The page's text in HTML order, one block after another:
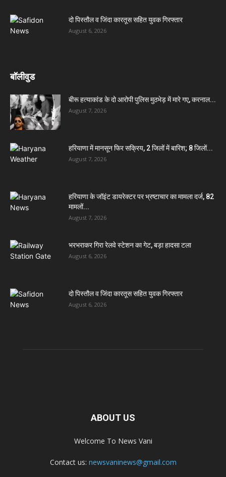
दो पिस्तौल व जिंदा कारतूस सहित युवक गिरफ्तार
August 6, 2026
बॉलीवुड
बीरू हत्याकांड के दो आरोपी पुलिस मुठभेड़ में मारे गए, करनाल...
August 7, 2026
हरियाणा में मानसून फिर सक्रिय, 2 जिलों में बारिश; 8 जिलों...
August 7, 2026
हरियाणा के जॉइंट डायरेक्टर पर भ्रष्टाचार का मामला दर्ज, 82
मामलों...
August 7, 2026
भरभराकर गिरा रेलवे स्टेशन का गेट, बड़ा हादसा टला
August 6, 2026
दो पिस्तौल व जिंदा कारतूस सहित युवक गिरफ्तार
August 6, 2026
ABOUT US
Welcome To News Vani
Contact us: newsvaninews@gmail.com